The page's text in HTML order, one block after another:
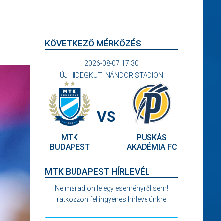
KÖVETKEZŐ MÉRKŐZÉS
2026-08-07 17:30
ÚJ HIDEGKUTI NÁNDOR STADION
MTK
BUDAPEST
VS
PUSKÁS
AKADÉMIA FC
MTK BUDAPEST HÍRLEVÉL
Ne maradjon le egy eseményről sem!
Iratkozzon fel ingyenes hírlevelünkre: